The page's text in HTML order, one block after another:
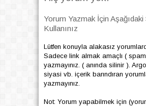
Yorum Yazmak İçin Aşağıdaki
Kullanınız
Lütfen konuyla alakasız
Sadece link almak amaçlı (
yazmayınız. ( anında silinir ).
siyasi vb. içerik barındıran
yazmayınız.
Not: Yorum yapabilmek için